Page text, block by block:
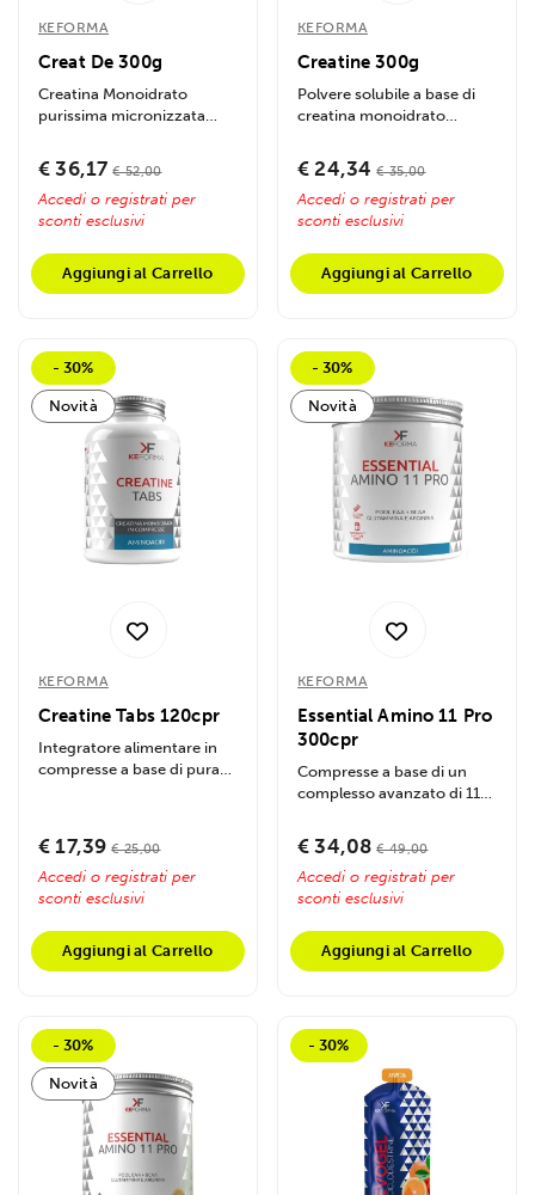
KEFORMA
Creat De 300g
Creatina Monoidrato
purissima micronizzata
destrosio ed...
€ 36,17 € 52,00
Accedi o registrati per
sconti esclusivi
Aggiungi al Carrello
KEFORMA
Creatine 300g
Polvere solubile a base di
creatina monoidrato
€ 24,34 € 35,00
Accedi o registrati per
sconti esclusivi
Aggiungi al Carrello
- 30%
Novità
KEFORMA
Creatine Tabs 120cpr
Integratore alimentare in
compresse a base di pura
€ 17,39 € 25,00
Accedi o registrati per
sconti esclusivi
Aggiungi al Carrello
- 30%
Novità
KEFORMA
Essential Amino 11 Pro
300cpr
Compresse a base di un
complesso avanzato di 11
gli...
€ 34,08 € 49,00
Accedi o registrati per
sconti esclusivi
Aggiungi al Carrello
- 30%
Novità
- 30%